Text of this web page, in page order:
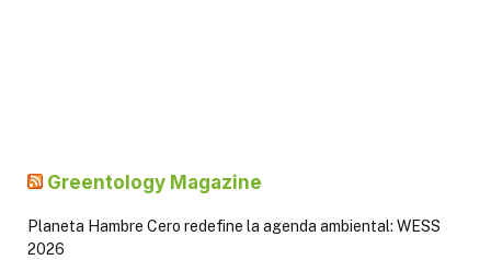
Greentology Magazine
Planeta Hambre Cero redefine la agenda ambiental: WESS
2026